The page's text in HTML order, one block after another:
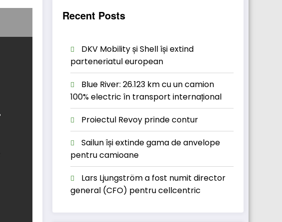
Recent Posts
DKV Mobility și Shell își extind
parteneriatul european
Blue River: 26.123 km cu un camion
100% electric în transport internațional
Proiectul Revoy prinde contur
Sailun își extinde gama de anvelope
pentru camioane
Lars Ljungström a fost numit director
general (CFO) pentru cellcentric